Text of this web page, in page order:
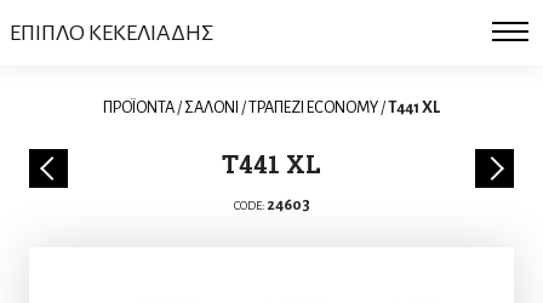
ΕΠΙΠΛΟ ΚΕΚΕΛΙΑΔΗΣ
ΠΡΟΪΟΝΤΑ / ΣΑΛΟΝΙ /ΤΡΑΠΕΖΙ ECONOMY /T441 XL
T441 XL
CODE: 24603